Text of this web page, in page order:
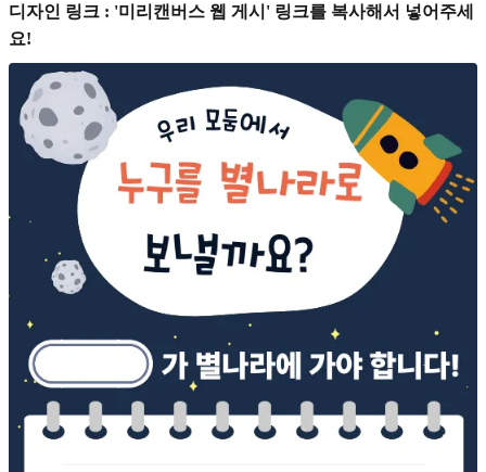
디자인 링크 : '미리캔버스 웹 게시' 링크를 복사해서 넣어주세
요!